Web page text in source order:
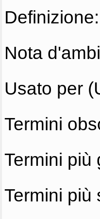
Definizione:
Nota
Usato per
Termini
Termini più
Termini più